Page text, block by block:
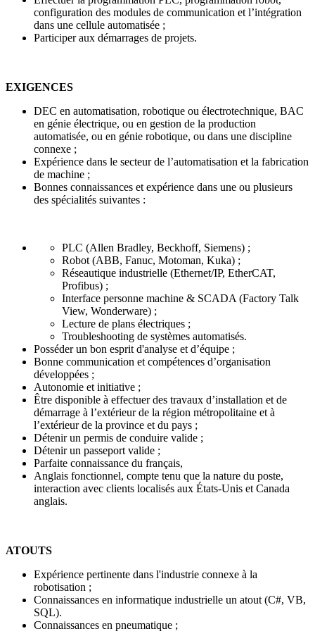
configuration des modules de communication et l’intégration
dans une cellule automatisée ;
Participer aux démarrages de projets.
EXIGENCES
DEC en automatisation, robotique ou électrotechnique, BAC
en génie électrique, ou en gestion de la production
automatisée, ou en génie robotique, ou dans une discipline
connexe ;
Expérience dans le secteur de l’automatisation et la fabrication
de machine ;
Bonnes connaissances et expérience dans une ou plusieurs
des spécialités suivantes :
PLC (Allen Bradley, Beckhoff, Siemens) ;
Robot (ABB, Fanuc, Motoman, Kuka) ;
Réseautique industrielle (Ethernet/IP, EtherCAT,
Profibus) ;
Interface personne machine & SCADA (Factory Talk
View, Wonderware) ;
Lecture de plans électriques ;
Troubleshooting de systèmes automatisés.
Posséder un bon esprit d'analyse et d’équipe ;
Bonne communication et compétences d’organisation
développées ;
Autonomie et initiative ;
Être disponible à effectuer des travaux d’installation et de
démarrage à l’extérieur de la région métropolitaine et à
l’extérieur de la province et du pays ;
Détenir un permis de conduire valide ;
Détenir un passeport valide ;
Parfaite connaissance du français,
Anglais fonctionnel, compte tenu que la nature du poste,
interaction avec clients localisés aux États-Unis et Canada
anglais.
ATOUTS
Expérience pertinente dans l'industrie connexe à la
robotisation ;
Connaissances en informatique industrielle un atout (C#, VB,
SQL).
Connaissances en pneumatique ;